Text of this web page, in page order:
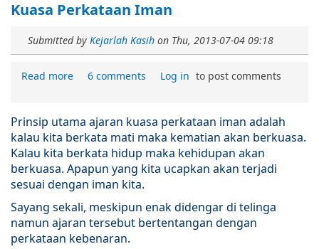
Kuasa Perkataan Iman
Submitted by Kejarlah Kasih on Thu, 2013-07-04 09:18
Read more 6 comments Log in to post comments
Prinsip utama ajaran kuasa perkataan iman adalah
kalau kita berkata mati maka kematian akan berkuasa.
Kalau kita berkata hidup maka kehidupan akan
berkuasa. Apapun yang kita ucapkan akan terjadi
sesuai dengan iman kita.
Sayang sekali, meskipun enak didengar di telinga
namun ajaran tersebut bertentangan dengan
perkataan kebenaran.